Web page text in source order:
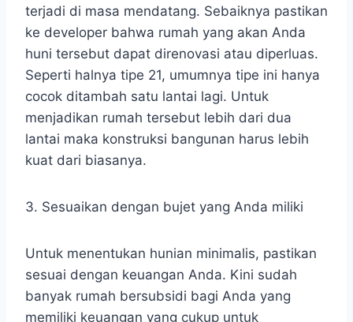
terjadi di masa mendatang. Sebaiknya pastikan
ke developer bahwa rumah yang akan Anda
huni tersebut dapat direnovasi atau diperluas.
Seperti halnya tipe 21, umumnya tipe ini hanya
cocok ditambah satu lantai lagi. Untuk
menjadikan rumah tersebut lebih dari dua
lantai maka konstruksi bangunan harus lebih
kuat dari biasanya.
3. Sesuaikan dengan bujet yang Anda miliki
Untuk menentukan hunian minimalis, pastikan
sesuai dengan keuangan Anda. Kini sudah
banyak rumah bersubsidi bagi Anda yang
memiliki keuangan yang cukup untuk